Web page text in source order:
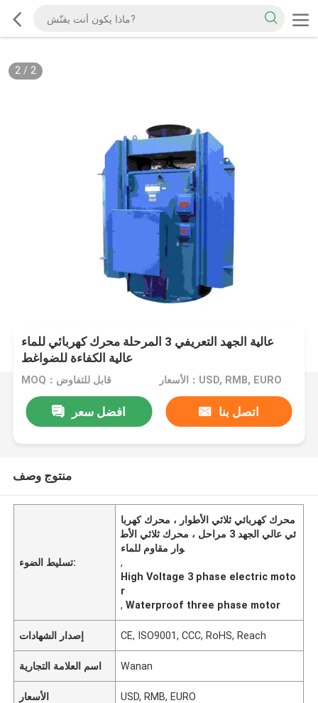
2/ 2
عالية الجهد التعريفي 3 المرحلة محرك كهربائي للماء
عالية الكفاءة للضواغط
MOQ：قابل للتفاوض الأسعار：USD, RMB, EURO
افضل سعر اتصل بنا
منتوج وصف
تسليط الضوء:
محرك كهربائي ثلاثي الأطوار ، محرك كهربا
ئي عالي الجهد 3 مراحل ، محرك ثلاثي الأط
وار مقاوم للماء
,
High Voltage 3 phase electric moto
r
,Waterproof three phase motor
إصدار الشهادات CE, ISO9001, CCC, RoHS, Reach
اسم العلامة التجارية Wanan
الأسعار USD, RMB, EURO